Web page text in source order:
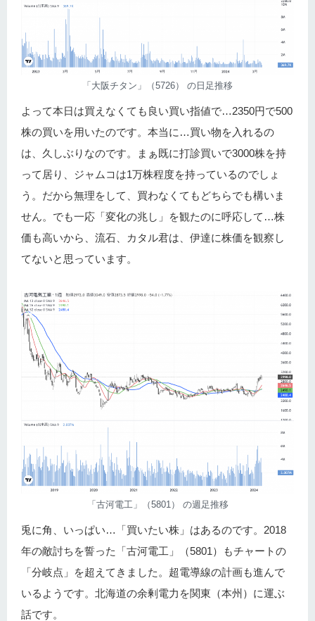
「大阪チタン」（5726） の日足推移
よって本日は買えなくても良い買い指値で…2350円で500
株の買いを用いたのです。本当に…買い物を入れるの
は、久しぶりなのです。まぁ既に打診買いで3000株を持
って居り、ジャムコは1万株程度を持っているのでしょ
う。だから無理をして、買わなくてもどちらでも構いま
せん。でも一応「変化の兆し」を観たのに呼応して…株
価も高いから、流石、カタル君は、伊達に株価を観察し
てないと思っています。
「古河電工」（5801） の週足推移
兎に角、いっぱい…「買いたい株」はあるのです。2018
年の敵討ちを誓った「古河電工」（5801）もチャートの
「分岐点」を超えてきました。超電導線の計画も進んで
いるようです。北海道の余剰電力を関東（本州）に運ぶ
話です。